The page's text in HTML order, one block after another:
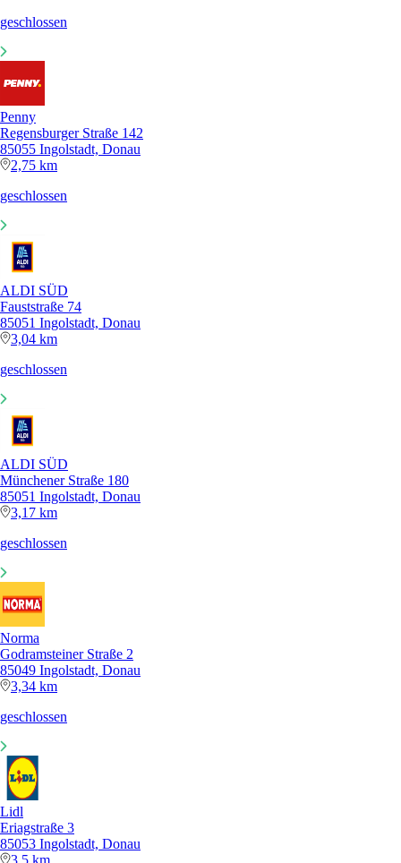
geschlossen
Penny
Regensburger Straße 142
85055 Ingolstadt, Donau
2,75 km
geschlossen
ALDI SÜD
Fauststraße 74
85051 Ingolstadt, Donau
3,04 km
geschlossen
ALDI SÜD
Münchener Straße 180
85051 Ingolstadt, Donau
3,17 km
geschlossen
Norma
Godramsteiner Straße 2
85049 Ingolstadt, Donau
3,34 km
geschlossen
Lidl
Eriagstraße 3
85053 Ingolstadt, Donau
3,5 km